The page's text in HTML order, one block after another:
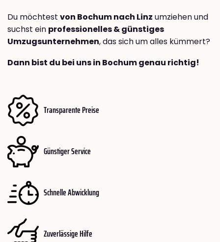
Du möchtest von Bochum nach Linz umziehen und
suchst ein professionelles & günstiges
Umzugsunternehmen, das sich um alles kümmert?
Dann bist du bei uns in Bochum genau richtig!
Transparente Preise
Günstiger Service
Schnelle Abwicklung
Zuverlässige Hilfe